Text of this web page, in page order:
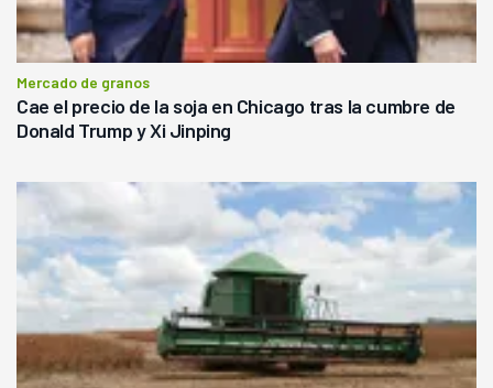
Mercado de granos
Cae el precio de la soja en Chicago tras la cumbre de
Donald Trump y Xi Jinping